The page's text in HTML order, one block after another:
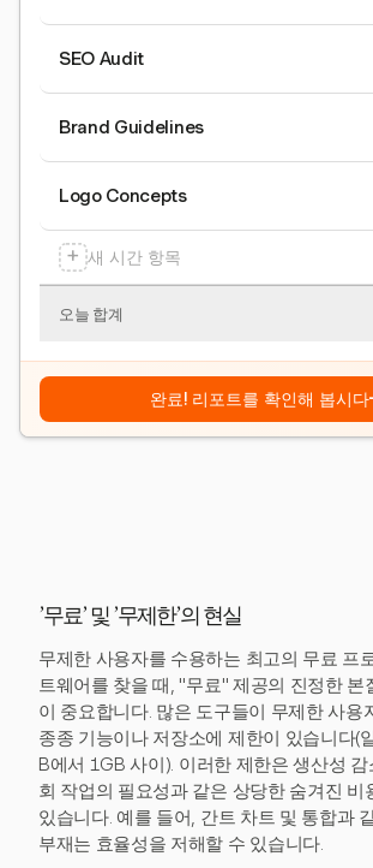
SEO Audit
Brand Guidelines
Logo Concepts
+ 새 시간 항목
오늘 합계
완료! 리포트를 확인해 봅시다
'무료' 및 '무제한'의 현실
무제한 사용자를 수용하는 최고의 무료 프
트웨어를 찾을 때, "무료" 제공의 진정한 본
이 중요합니다. 많은 도구들이 무제한 사용
종종 기능이나 저장소에 제한이 있습니다(
B에서 1GB 사이). 이러한 제한은 생산성
회 작업의 필요성과 같은 상당한 숨겨진 비
있습니다. 예를 들어, 간트 차트 및 통합과
부재는 효율성을 저해할 수 있습니다.